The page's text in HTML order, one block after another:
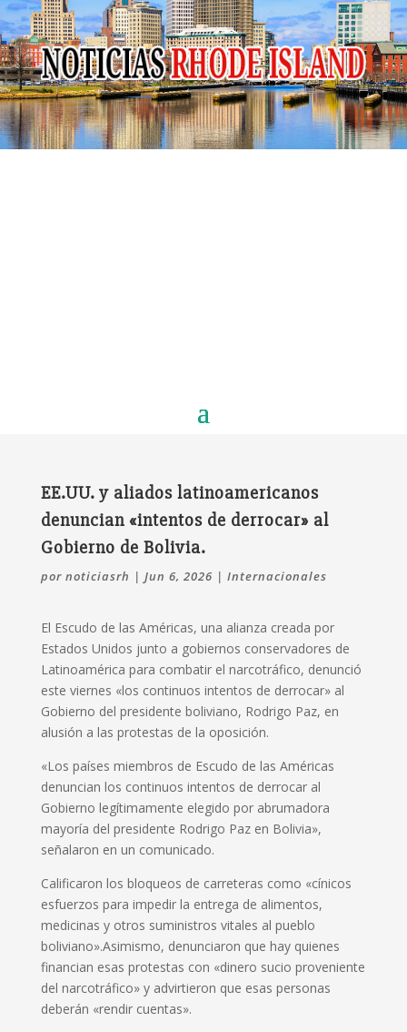
EE.UU. y aliados latinoamericanos
denuncian «intentos de derrocar» al
Gobierno de Bolivia.
por noticiasrh | Jun 6, 2026 | Internacionales
El Escudo de las Américas, una alianza creada por
Estados Unidos junto a gobiernos conservadores de
Latinoamérica para combatir el narcotráfico, denunció
este viernes «los continuos intentos de derrocar» al
Gobierno del presidente boliviano, Rodrigo Paz, en
alusión a las protestas de la oposición.
«Los países miembros de Escudo de las Américas
denuncian los continuos intentos de derrocar al
Gobierno legítimamente elegido por abrumadora
mayoría del presidente Rodrigo Paz en Bolivia»,
señalaron en un comunicado.
Calificaron los bloqueos de carreteras como «cínicos
esfuerzos para impedir la entrega de alimentos,
medicinas y otros suministros vitales al pueblo
boliviano».Asimismo, denunciaron que hay quienes
financian esas protestas con «dinero sucio proveniente
del narcotráfico» y advirtieron que esas personas
deberán «rendir cuentas».